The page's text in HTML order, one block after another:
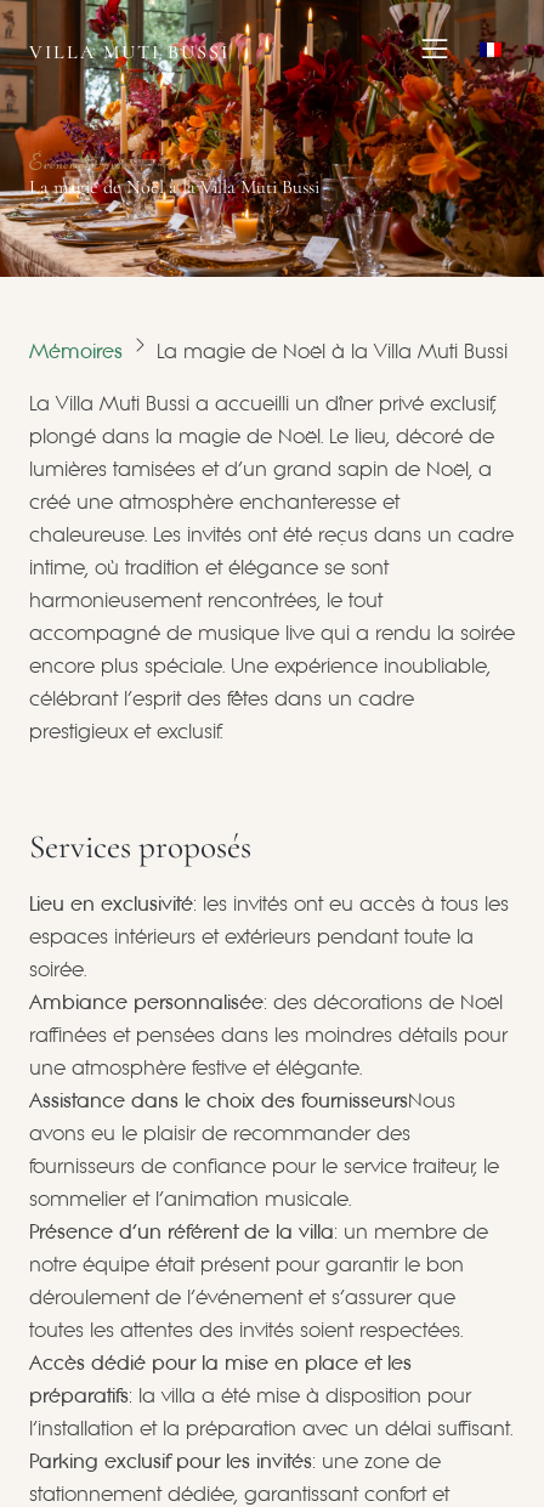
VILLA MUTI BUSSI
Événement privé
La magie de Noël à la Villa Muti Bussi
Mémoires La magie de Noël à la Villa Muti Bussi
La Villa Muti Bussi a accueilli un dîner privé exclusif,
plongé dans la magie de Noël. Le lieu, décoré de
lumières tamisées et d’un grand sapin de Noël, a
créé une atmosphère enchanteresse et
chaleureuse. Les invités ont été reçus dans un cadre
intime, où tradition et élégance se sont
harmonieusement rencontrées, le tout
accompagné de musique live qui a rendu la soirée
encore plus spéciale. Une expérience inoubliable,
célébrant l’esprit des fêtes dans un cadre
prestigieux et exclusif.
Services proposés
Lieu en exclusivité: les invités ont eu accès à tous les
espaces intérieurs et extérieurs pendant toute la
soirée.
Ambiance personnalisée: des décorations de Noël
raffinées et pensées dans les moindres détails pour
une atmosphère festive et élégante.
Assistance dans le choix des fournisseursNous
avons eu le plaisir de recommander des
fournisseurs de confiance pour le service traiteur, le
sommelier et l’animation musicale.
Présence d’un référent de la villa: un membre de
notre équipe était présent pour garantir le bon
déroulement de l’événement et s’assurer que
toutes les attentes des invités soient respectées.
Accès dédié pour la mise en place et les
préparatifs: la villa a été mise à disposition pour
l’installation et la préparation avec un délai suffisant.
Parking exclusif pour les invités: une zone de
stationnement dédiée, garantissant confort et